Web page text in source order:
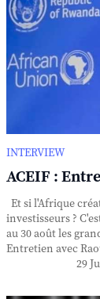
INTERVIEW
ACEIF :
Et si l'Afrique
investisseurs ?
au 30 août les
Entretien avec
29